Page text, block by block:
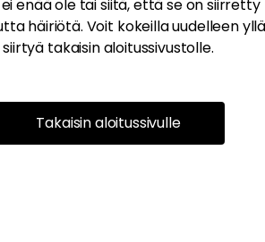
enää ole tai siitä, että se on
häiriötä. Voit kokeilla uudelleen
siirtyä takaisin aloitussivustolle.
Takaisin aloitussivulle